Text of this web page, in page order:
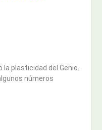
plasticidad del Genio.
números